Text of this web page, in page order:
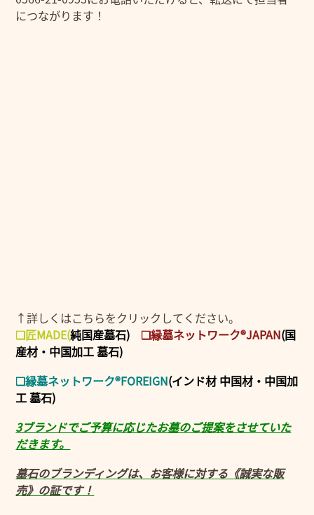
につながります！
↑詳しくはこちらをクリックしてください。
❑匠MADE(純国産墓石) ❑縁墓ネットワーク®JAPAN(国
産材・中国加工 墓石)
❑縁墓ネットワーク®FOREIGN(インド材 中国材・中国加
工 墓石)
3ブランドでご予算に応じたお墓のご提案をさせていた
だきます。
墓石のブランディングは、お客様に対する《誠実な販
売》の証です！